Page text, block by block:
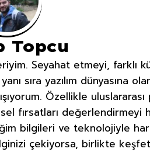
Topcu
Seyahat etmeyi, farklı
sıra yazılım dünyasına
Özellikle
fırsatları değerlendirmeyi
bilgileri ve teknolojiyle
çekiyorsa, birlikte